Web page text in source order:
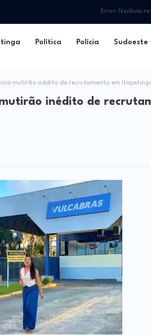
Error:Nenhum
Política Polícia Sudoeste
mutirão inédito de recrutamento em
inédito de